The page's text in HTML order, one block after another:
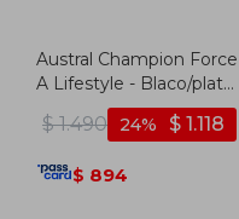
Austral Champion Force
A Lifestyle - Blaco/plata
- Blanco-plata
$ 1.490 $ 1.118
24
$ 894